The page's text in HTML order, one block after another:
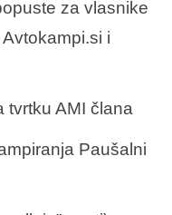
za vlasnike
i
tvrtku AMI člana
Paušalni